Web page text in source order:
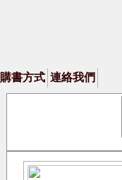
購書方式 連絡我們